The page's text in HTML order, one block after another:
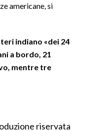
americane, si
indiano «dei 24
a bordo, 21
mentre tre
riservata